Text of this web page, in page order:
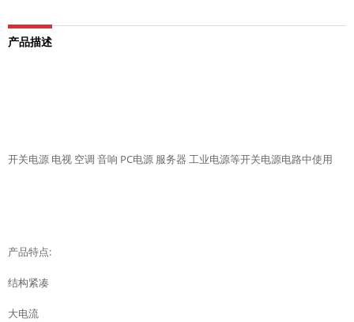
产品描述
开关电源 电视 空调 音响 PC电源 服务器 工业电源等开关电源电路中使用
产品特点:
结构紧凑
大电流